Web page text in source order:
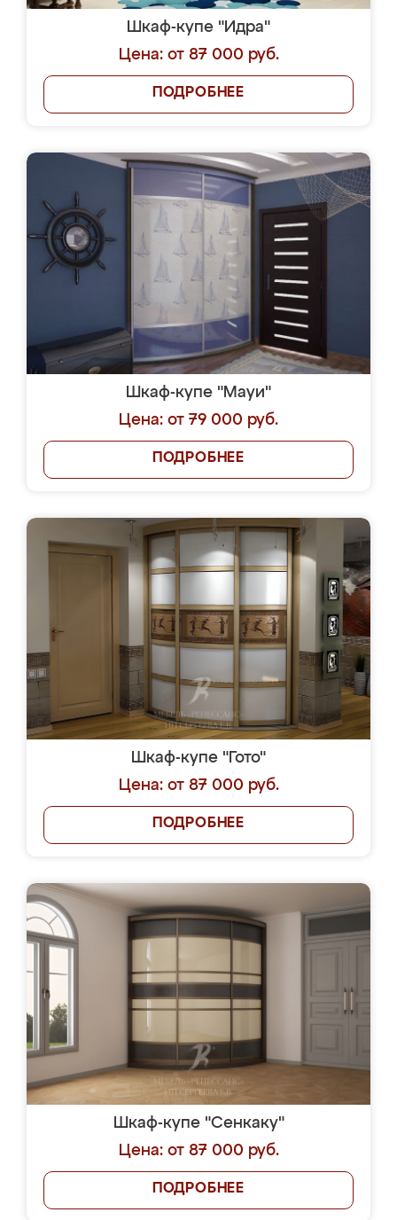
Шкаф-купе "Идра"
Цена: от 87 000 руб.
ПОДРОБНЕЕ
Шкаф-купе "Мауи"
Цена: от 79 000 руб.
ПОДРОБНЕЕ
Шкаф-купе "Гото"
Цена: от 87 000 руб.
ПОДРОБНЕЕ
Шкаф-купе "Сенкаку"
Цена: от 87 000 руб.
ПОДРОБНЕЕ